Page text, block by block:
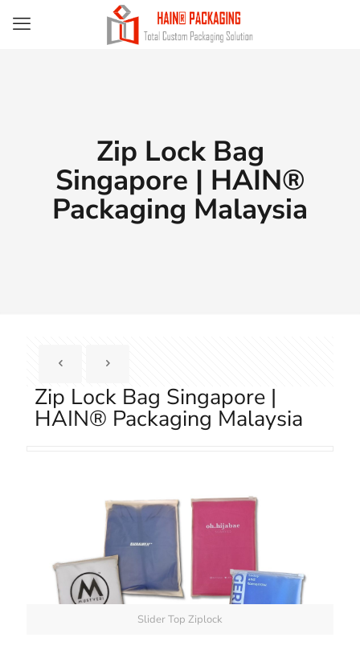
Zip Lock Bag
Singapore | HAIN®
Packaging Malaysia
Zip Lock Bag Singapore |
HAIN® Packaging Malaysia
Slider Top Ziplock